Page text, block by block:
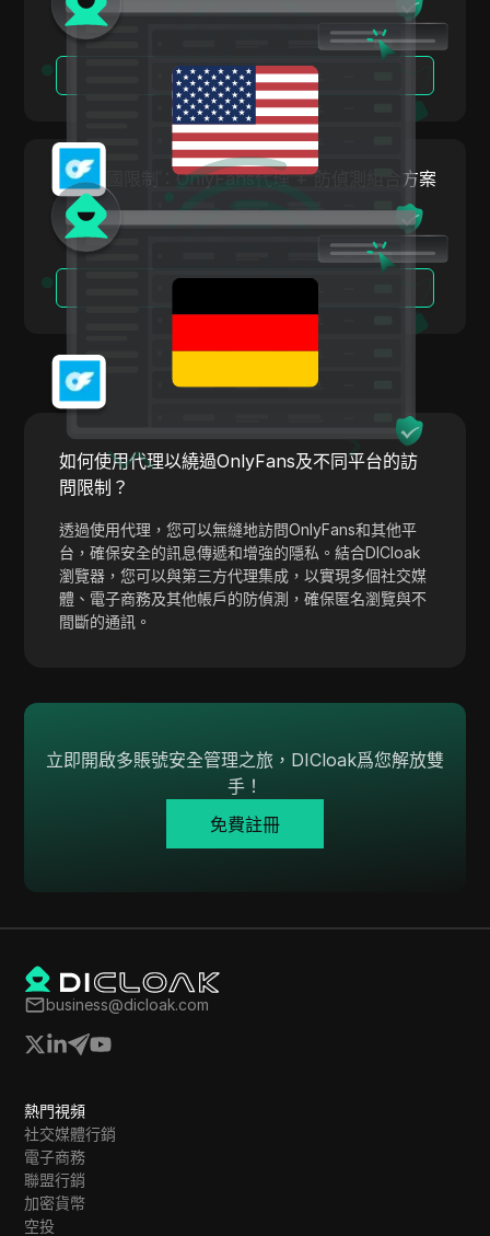
Skrill
Snapchat
SoundCloud
Spotify
Square
Stripe
Target
TikTok
TransferWise
Twitch
Twitter/X
Upwork
Vimeo
VKontakte
WhatsApp Business
Wish
YouTube
YouTube Premium
Zalando
閱讀更多
繞過德國限制：OnlyFans代理 + 防偵測組合方案
如何使用代理以繞過OnlyFans及不同平台的訪
問限制？
透過使用代理，您可以無縫地訪問OnlyFans和其他平
台，確保安全的訊息傳遞和增強的隱私。結合DICloak
瀏覽器，您可以與第三方代理集成，以實現多個社交媒
體、電子商務及其他帳戶的防偵測，確保匿名瀏覽與不
間斷的通訊。
立即開啟多賬號安全管理之旅，DICloak爲您解放雙
手！
免費註冊
business@dicloak.com
熱門視頻
社交媒體行銷
電子商務
聯盟行銷
加密貨幣
空投